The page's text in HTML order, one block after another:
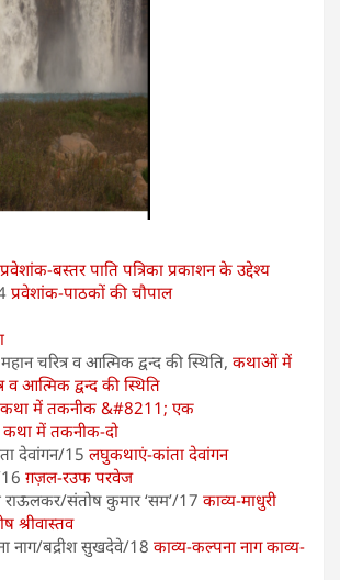
प्रवेशांक-बस्तर पाति पत्रिका प्रकाशन के उद्देश्य
प्रवेशांक-पाठकों की चौपाल
चरित्र व आत्मिक द्वन्द की स्थिति, कथाओं में
व आत्मिक द्वन्द की स्थिति
कथा में तकनीक &#8211; एक
कथा में तकनीक-दो
देवांगन/15 लघुकथाएं-कांता देवांगन
ग़ज़ल-रउफ परवेज
राऊलकर/संतोष कुमार ‘सम’/17 काव्य-माधुरी
श्रीवास्तव
नाग/बद्रीश सुखदेवे/18 काव्य-कल्पना नाग काव्य-